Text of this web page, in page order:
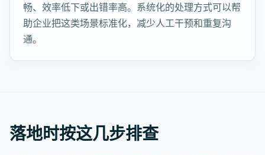
畅、效率低下或出错率高。系统化的处理方式可以帮
助企业把这类场景标准化，减少人工干预和重复沟
通。
落地时按这几步排查